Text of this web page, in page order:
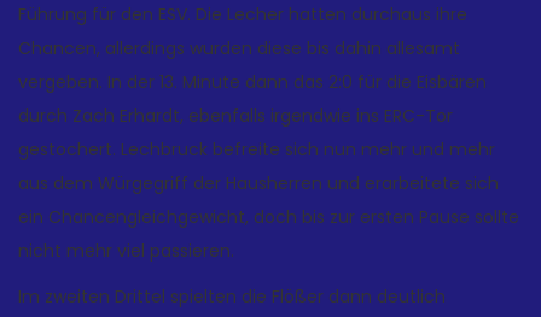
Führung für den ESV. Die Lecher hatten durchaus ihre
Chancen, allerdings wurden diese bis dahin allesamt
vergeben. In der 13. Minute dann das 2:0 für die Eisbären
durch Zach Erhardt, ebenfalls irgendwie ins ERC-Tor
gestochert. Lechbruck befreite sich nun mehr und mehr
aus dem Würgegriff der Hausherren und erarbeitete sich
ein Chancengleichgewicht, doch bis zur ersten Pause sollte
nicht mehr viel passieren.
Im zweiten Drittel spielten die Flößer dann deutlich